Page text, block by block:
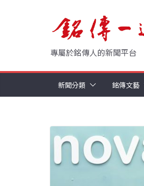
專屬於銘傳人的新聞平台
新聞分類 銘傳文藝